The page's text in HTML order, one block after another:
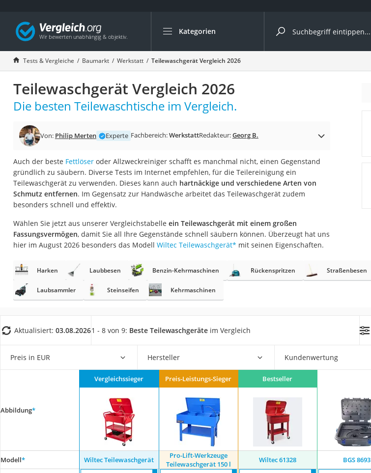
Kategorien
Die beliebtesten Vergleiche nach Kategorie
Baumarkt
Tresor feuerfest
Makita-Akku-Rasenmäher
Kappsäge
Smartes Türschloss
Akku-Rasentrimmer
Split-Klimaanlage 2 Innengeräte
Pelletofen
Bohrmaschine
Fliesenschneider
Hochdruckreiniger
Überwachungskamera
Benzinrasenmäher mit Elektrostart
Multimeter
Winterharte Palmen
Gasdurchlauferhitzer
Service
Tests & Vergleiche Baumarkt Werkstatt Teilewaschgerät Vergleich 2026
Teilewaschgerät Vergleich 2026
Die besten Teilewaschtische im Vergleich.
Von: Philip Merten Experte Fachbereich:WerkstattRedakteur:Georg B.
Auch der beste Fettlöseroder Allzweckreiniger schafft es manchmal nicht, einen Gegenstand
gründlich zu säubern. Diverse Tests im Internet empfehlen, für die Teilereinigung ein
Teilewaschgerät zu verwenden. Dieses kann auch hartnäckige und verschiedene Arten von
Schmutz entfernen. Im Gegensatz zur Handwäsche arbeitet das Teilewaschgerät zudem
besonders schnell und effektiv.
Wählen Sie jetzt aus unserer Vergleichstabelle ein Teilewaschgerät mit einem großen
Fassungsvermögen, damit Sie all Ihre Gegenstände schnell säubern können. Überzeugt hat uns
hier im August 2026 besonders das Modell Wiltec Teilewaschgerät* mit seinen Eigenschaften.
Harken Laubbesen Benzin-Kehrmaschinen Rückenspritzen Straßenbesen
Laubsammler Steinseifen Kehrmaschinen
Aktualisiert: 03.08.20261 - 8 von 9: Beste Teilewaschgeräte im Vergleich
Preis in EUR Hersteller Kundenwertung
Abbildung*
Vergleichssieger Preis-Leistungs-Sieger Bestseller
Modell* Wiltec Teilewaschgerät
Pro-Lift-Werkzeuge
Teilewaschgerät 150 l
Wiltec 61328 BGS 8693